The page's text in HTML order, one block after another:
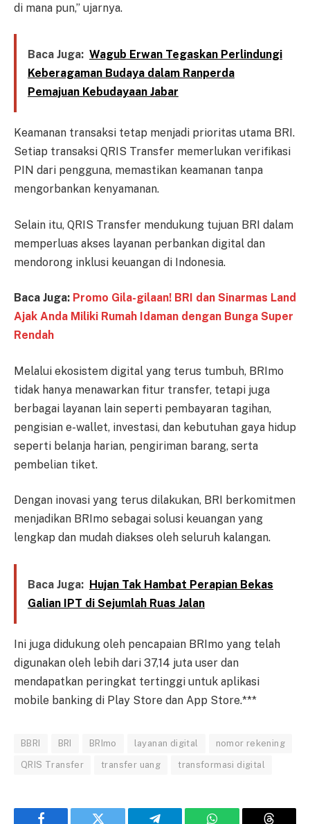
di mana pun,” ujarnya.
Baca Juga: Wagub Erwan Tegaskan Perlindungi
Keberagaman Budaya dalam Ranperda
Pemajuan Kebudayaan Jabar
Keamanan transaksi tetap menjadi prioritas utama BRI.
Setiap transaksi QRIS Transfer memerlukan verifikasi
PIN dari pengguna, memastikan keamanan tanpa
mengorbankan kenyamanan.
Selain itu, QRIS Transfer mendukung tujuan BRI dalam
memperluas akses layanan perbankan digital dan
mendorong inklusi keuangan di Indonesia.
Baca Juga: Promo Gila-gilaan! BRI dan Sinarmas Land
Ajak Anda Miliki Rumah Idaman dengan Bunga Super
Rendah
Melalui ekosistem digital yang terus tumbuh, BRImo
tidak hanya menawarkan fitur transfer, tetapi juga
berbagai layanan lain seperti pembayaran tagihan,
pengisian e-wallet, investasi, dan kebutuhan gaya hidup
seperti belanja harian, pengiriman barang, serta
pembelian tiket.
Dengan inovasi yang terus dilakukan, BRI berkomitmen
menjadikan BRImo sebagai solusi keuangan yang
lengkap dan mudah diakses oleh seluruh kalangan.
Baca Juga: Hujan Tak Hambat Perapian Bekas
Galian IPT di Sejumlah Ruas Jalan
Ini juga didukung oleh pencapaian BRImo yang telah
digunakan oleh lebih dari 37,14 juta user dan
mendapatkan peringkat tertinggi untuk aplikasi
mobile banking di Play Store dan App Store.***
BBRI BRI BRImo layanan digital nomor rekening
QRIS Transfer transfer uang transformasi digital